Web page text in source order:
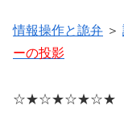
情報操作と詭弁 ＞
ーの投影
☆★☆★☆★☆★